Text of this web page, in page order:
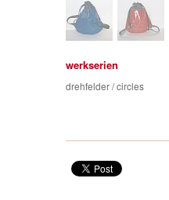
werkserien
drehfelder / circles